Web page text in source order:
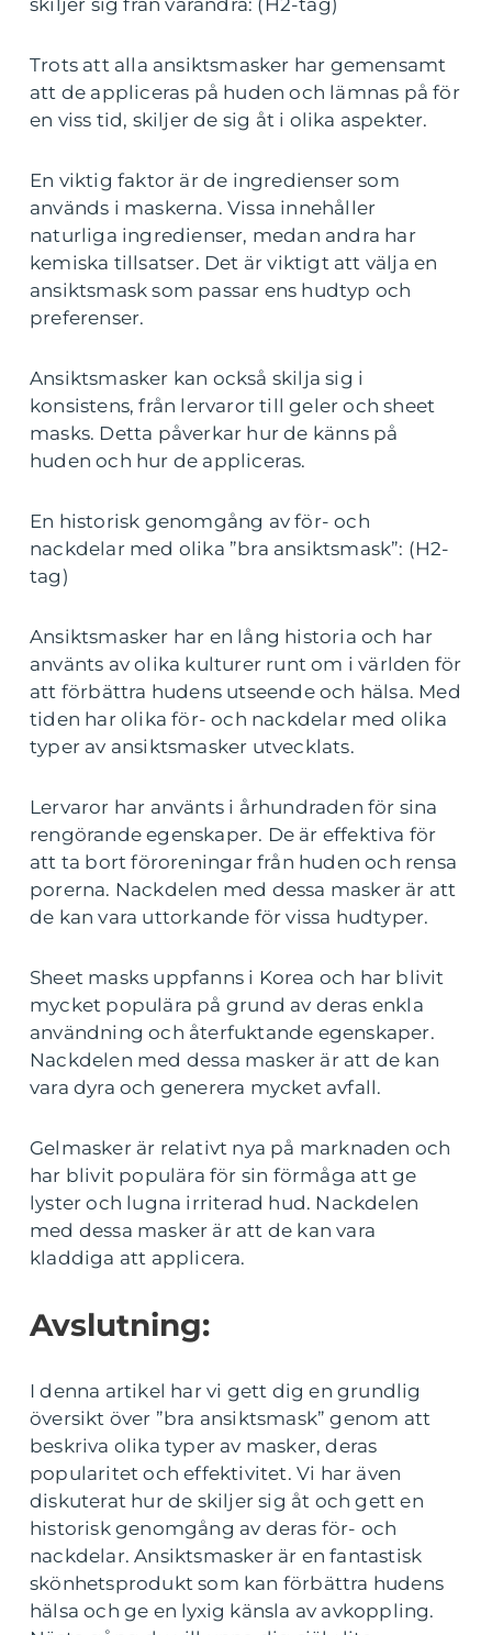
skiljer sig från varandra: (H2-tag)
Trots att alla ansiktsmasker har gemensamt
att de appliceras på huden och lämnas på för
en viss tid, skiljer de sig åt i olika aspekter.
En viktig faktor är de ingredienser som
används i maskerna. Vissa innehåller
naturliga ingredienser, medan andra har
kemiska tillsatser. Det är viktigt att välja en
ansiktsmask som passar ens hudtyp och
preferenser.
Ansiktsmasker kan också skilja sig i
konsistens, från lervaror till geler och sheet
masks. Detta påverkar hur de känns på
huden och hur de appliceras.
En historisk genomgång av för- och
nackdelar med olika ”bra ansiktsmask”: (H2-
tag)
Ansiktsmasker har en lång historia och har
använts av olika kulturer runt om i världen för
att förbättra hudens utseende och hälsa. Med
tiden har olika för- och nackdelar med olika
typer av ansiktsmasker utvecklats.
Lervaror har använts i århundraden för sina
rengörande egenskaper. De är effektiva för
att ta bort föroreningar från huden och rensa
porerna. Nackdelen med dessa masker är att
de kan vara uttorkande för vissa hudtyper.
Sheet masks uppfanns i Korea och har blivit
mycket populära på grund av deras enkla
användning och återfuktande egenskaper.
Nackdelen med dessa masker är att de kan
vara dyra och generera mycket avfall.
Gelmasker är relativt nya på marknaden och
har blivit populära för sin förmåga att ge
lyster och lugna irriterad hud. Nackdelen
med dessa masker är att de kan vara
kladdiga att applicera.
Avslutning:
I denna artikel har vi gett dig en grundlig
översikt över ”bra ansiktsmask” genom att
beskriva olika typer av masker, deras
popularitet och effektivitet. Vi har även
diskuterat hur de skiljer sig åt och gett en
historisk genomgång av deras för- och
nackdelar. Ansiktsmasker är en fantastisk
skönhetsprodukt som kan förbättra hudens
hälsa och ge en lyxig känsla av avkoppling.